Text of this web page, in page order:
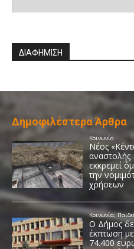
ΔΙΑΦΗΜΙΣΗ
Δημοφιλέστερα Άρθρα